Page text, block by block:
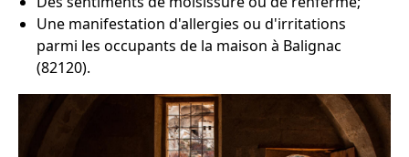
Une manifestation d'allergies ou d'irritations
parmi les occupants de la maison à Balignac
(82120).